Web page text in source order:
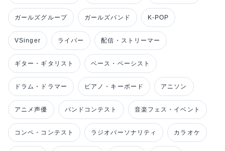
ガールズグループ ガールズバンド K-POP
VSinger ライバー 配信・ストリーマー
ギター・ギタリスト ベース・ベーシスト
ドラム・ドラマー ピアノ・キーボード アニソン
アニメ声優 バンドコンテスト 音楽フェス・イベント
コンペ・コンテスト ラジオパーソナリティ カラオケ